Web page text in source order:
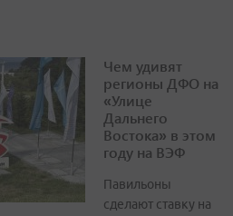
Чем удивят
регионы ДФО на
«Улице
Дальнего
Востока» в этом
году на ВЭФ
Павильоны
сделают ставку на